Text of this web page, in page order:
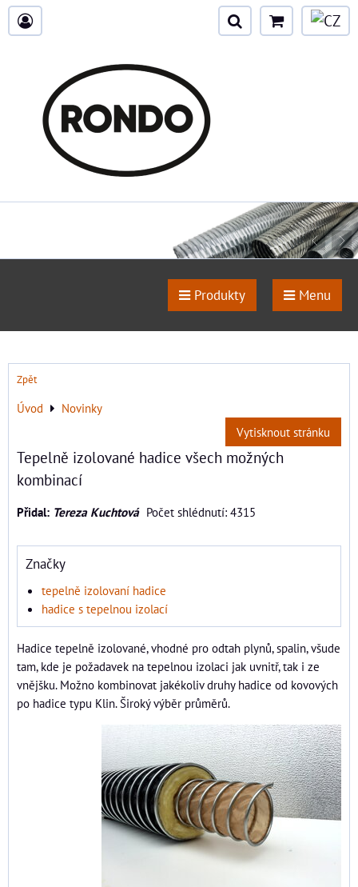
Produkty Menu
Zpět
Úvod
Novinky
Vytisknout stránku
Tepelně izolované hadice všech možných
kombinací
Přidal: Tereza Kuchtová Počet shlédnutí: 4315
Značky
tepelně izolovaní hadice
hadice s tepelnou izolací
Hadice tepelně izolované, vhodné pro odtah plynů, spalin, všude
tam, kde je požadavek na tepelnou izolaci jak uvnitř, tak i ze
vnějšku. Možno kombinovat jakékoliv druhy hadice od kovových
po hadice typu Klin. Široký výběr průměrů.